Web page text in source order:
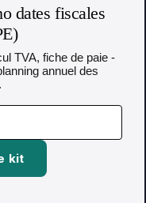
dates fiscales
TVA, fiche de paie -
annuel des
kit